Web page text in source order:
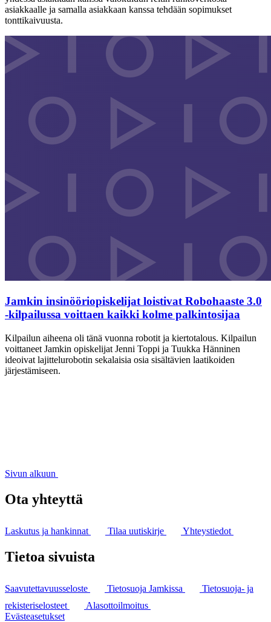
asiakkaalle ja samalla asiakkaan kanssa tehdään sopimukset
tonttikaivuusta.
Jamkin insinööriopiskelijat loistivat Robohaaste 3.0
-kilpailussa voittaen kaikki kolme palkintosijaa
Kilpailun aiheena oli tänä vuonna robotit ja kiertotalous. Kilpailun
voittaneet Jamkin opiskelijat Jenni Toppi ja Tuukka Hänninen
ideoivat lajittelurobotin sekalaisia osia sisältävien laatikoiden
järjestämiseen.
Sivun alkuun
Ota yhteyttä
Laskutus ja hankinnat Tilaa uutiskirje Yhteystiedot
Tietoa sivuista
Saavutettavuusseloste Tietosuoja Jamkissa
Tietosuoja- ja
rekisteriselosteet
Alasottoilmoitus
Evästeasetukset